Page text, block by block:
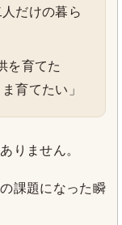
だけの暮ら
を育てた
育てたい」
りません。
課題になった瞬